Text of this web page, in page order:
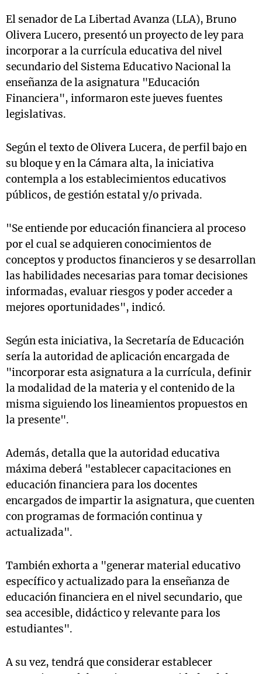
El senador de La Libertad Avanza (LLA), Bruno
Olivera Lucero, presentó un proyecto de ley para
incorporar a la currícula educativa del nivel
secundario del Sistema Educativo Nacional la
enseñanza de la asignatura "Educación
Financiera", informaron este jueves fuentes
legislativas.
Según el texto de Olivera Lucera, de perfil bajo en
su bloque y en la Cámara alta, la iniciativa
contempla a los establecimientos educativos
públicos, de gestión estatal y/o privada.
"Se entiende por educación financiera al proceso
por el cual se adquieren conocimientos de
conceptos y productos financieros y se desarrollan
las habilidades necesarias para tomar decisiones
informadas, evaluar riesgos y poder acceder a
mejores oportunidades", indicó.
Según esta iniciativa, la Secretaría de Educación
sería la autoridad de aplicación encargada de
"incorporar esta asignatura a la currícula, definir
la modalidad de la materia y el contenido de la
misma siguiendo los lineamientos propuestos en
la presente".
Además, detalla que la autoridad educativa
máxima deberá "establecer capacitaciones en
educación financiera para los docentes
encargados de impartir la asignatura, que cuenten
con programas de formación continua y
actualizada".
También exhorta a "generar material educativo
específico y actualizado para la enseñanza de
educación financiera en el nivel secundario, que
sea accesible, didáctico y relevante para los
estudiantes".
A su vez, tendrá que considerar establecer